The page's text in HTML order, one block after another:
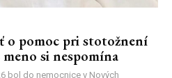
o pomoc pri stotožnení
si nespomína
bol do nemocnice v Nových